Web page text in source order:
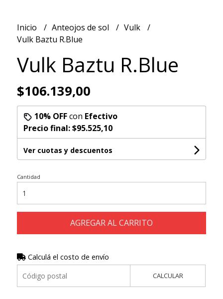
Inicio Anteojos de sol
Vulk
Vulk Baztu R.Blue
Vulk Baztu R.Blue
$106.139,00
10% OFFcon Efectivo
Precio final:$95.525,10
Ver cuotas y descuentos
Cantidad
AGREGAR AL CARRITO
Calculá el costo de envío
CALCULAR